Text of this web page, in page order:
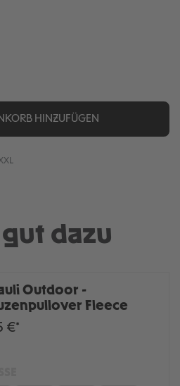
Gib den gewünschten
HINZUFÜGEN
gut dazu
Outdoor -
Fleece
€*